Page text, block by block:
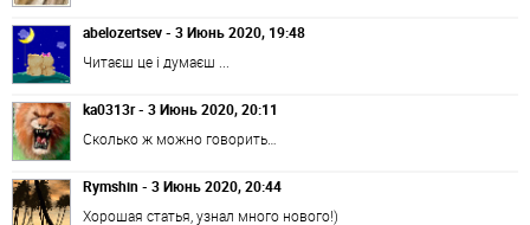
abelozertsev - 3 Июнь 2020, 19:48
Читаєш це і думаєш ...
ka0313r - 3 Июнь 2020, 20:11
Сколько ж можно говорить…
Rymshin - 3 Июнь 2020, 20:44
Хорошая статья, узнал много нового!)